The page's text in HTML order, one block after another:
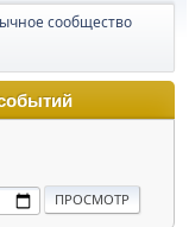
сообщество